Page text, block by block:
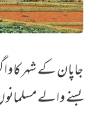
جاپان میں‌ بھی
جاپان کے شہر
بسنے والے